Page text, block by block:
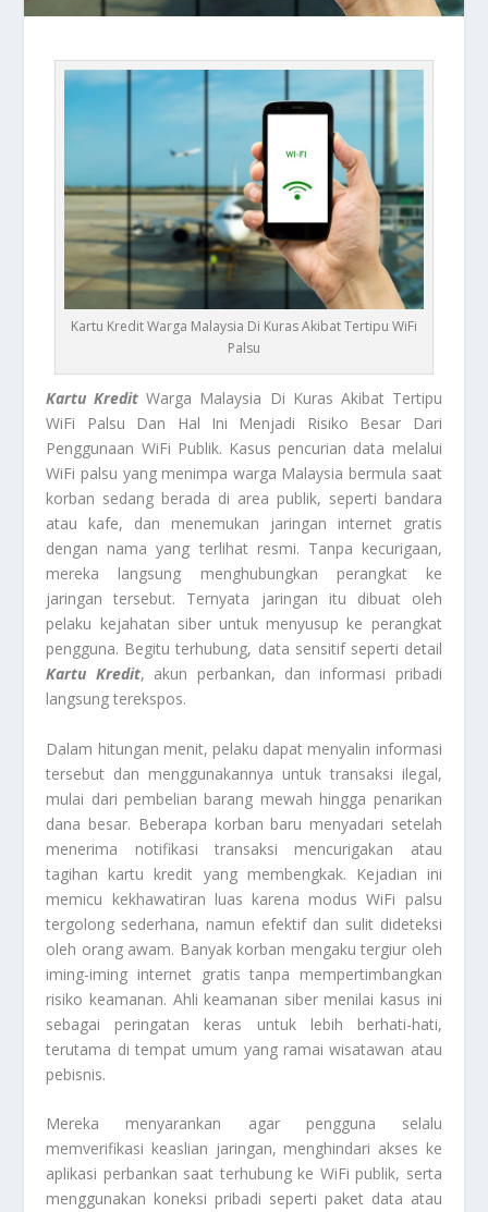
Kartu Kredit Warga Malaysia Di Kuras Akibat Tertipu WiFi
Palsu
Kartu Kredit Warga Malaysia Di Kuras Akibat Tertipu
WiFi Palsu Dan Hal Ini Menjadi Risiko Besar Dari
Penggunaan WiFi Publik. Kasus pencurian data melalui
WiFi palsu yang menimpa warga Malaysia bermula saat
korban sedang berada di area publik, seperti bandara
atau kafe, dan menemukan jaringan internet gratis
dengan nama yang terlihat resmi. Tanpa kecurigaan,
mereka langsung menghubungkan perangkat ke
jaringan tersebut. Ternyata jaringan itu dibuat oleh
pelaku kejahatan siber untuk menyusup ke perangkat
pengguna. Begitu terhubung, data sensitif seperti detail
Kartu Kredit, akun perbankan, dan informasi pribadi
langsung terekspos.
Dalam hitungan menit, pelaku dapat menyalin informasi
tersebut dan menggunakannya untuk transaksi ilegal,
mulai dari pembelian barang mewah hingga penarikan
dana besar. Beberapa korban baru menyadari setelah
menerima notifikasi transaksi mencurigakan atau
tagihan kartu kredit yang membengkak. Kejadian ini
memicu kekhawatiran luas karena modus WiFi palsu
tergolong sederhana, namun efektif dan sulit dideteksi
oleh orang awam. Banyak korban mengaku tergiur oleh
iming-iming internet gratis tanpa mempertimbangkan
risiko keamanan. Ahli keamanan siber menilai kasus ini
sebagai peringatan keras untuk lebih berhati-hati,
terutama di tempat umum yang ramai wisatawan atau
pebisnis.
Mereka menyarankan agar pengguna selalu
memverifikasi keaslian jaringan, menghindari akses ke
aplikasi perbankan saat terhubung ke WiFi publik, serta
menggunakan koneksi pribadi seperti paket data atau